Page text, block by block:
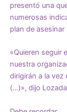
presentó una
numerosas
plan de
«Quieren seguir
nuestra
dirigirán a la
(…)», dijo